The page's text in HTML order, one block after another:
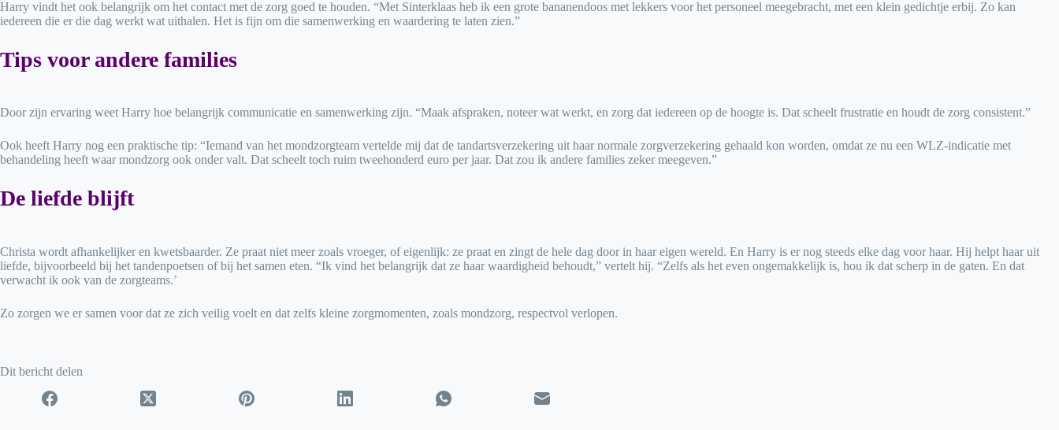
Harry vindt het ook belangrijk om het contact met de zorg goed te houden. “Met Sinterklaas heb ik een grote bananendoos met lekkers voor het personeel meegebracht, met een klein gedichtje erbij. Zo kan
iedereen die er die dag werkt wat uithalen. Het is fijn om die samenwerking en waardering te laten zien.”
Tips voor andere families
Door zijn ervaring weet Harry hoe belangrijk communicatie en samenwerking zijn. “Maak afspraken, noteer wat werkt, en zorg dat iedereen op de hoogte is. Dat scheelt frustratie en houdt de zorg consistent.”
Ook heeft Harry nog een praktische tip: “Iemand van het mondzorgteam vertelde mij dat de tandartsverzekering uit haar normale zorgverzekering gehaald kon worden, omdat ze nu een WLZ-indicatie met
behandeling heeft waar mondzorg ook onder valt. Dat scheelt toch ruim tweehonderd euro per jaar. Dat zou ik andere families zeker meegeven.”
De liefde blijft
Christa wordt afhankelijker en kwetsbaarder. Ze praat niet meer zoals vroeger, of eigenlijk: ze praat en zingt de hele dag door in haar eigen wereld. En Harry is er nog steeds elke dag voor haar. Hij helpt haar uit
liefde, bijvoorbeeld bij het tandenpoetsen of bij het samen eten. “Ik vind het belangrijk dat ze haar waardigheid behoudt,” vertelt hij. “Zelfs als het even ongemakkelijk is, hou ik dat scherp in de gaten. En dat
verwacht ik ook van de zorgteams.’
Zo zorgen we er samen voor dat ze zich veilig voelt en dat zelfs kleine zorgmomenten, zoals mondzorg, respectvol verlopen.
Dit bericht delen